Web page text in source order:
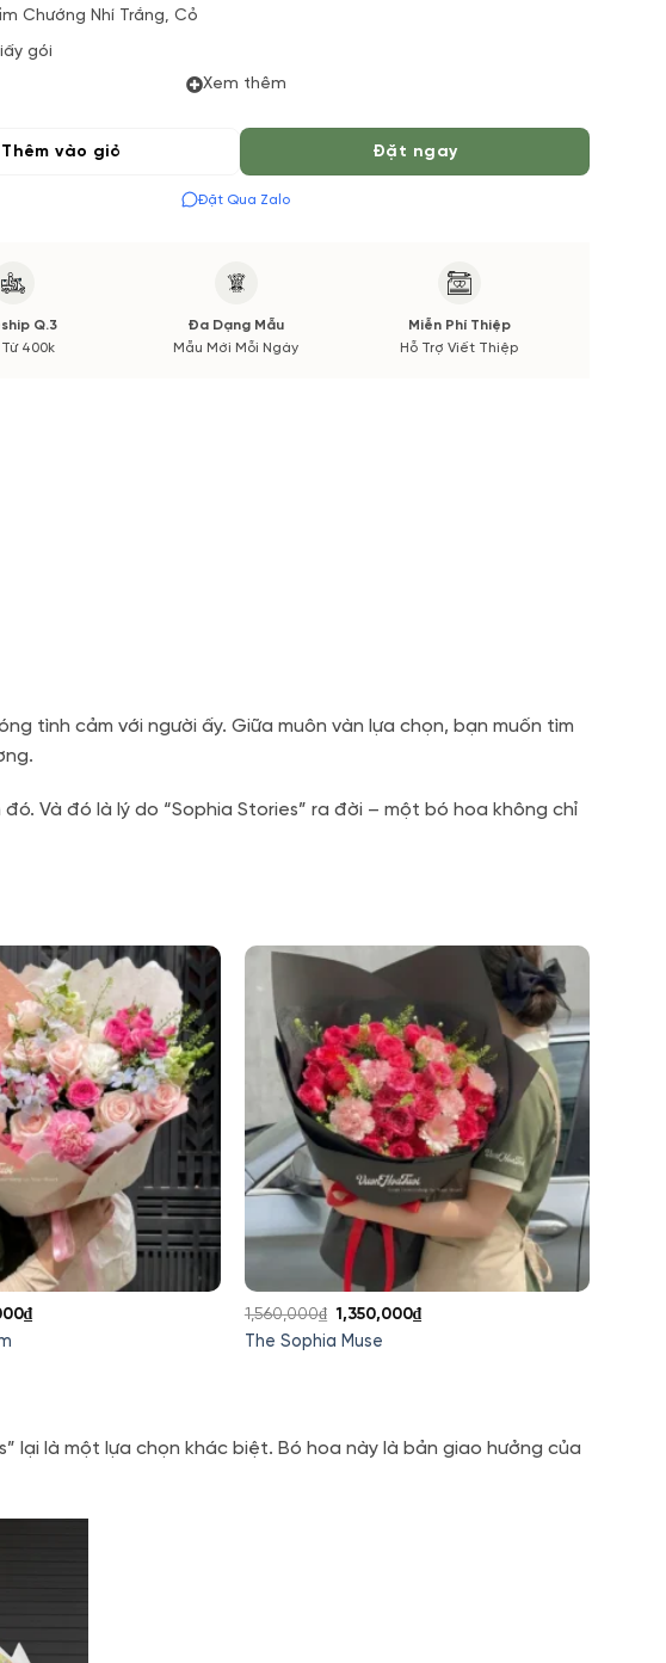
Chướng Nhí Trắng, Cỏ
gói
mùa sẽ không có hoặc chất lượng không đảm bảo nếu có thay đổi sẽ
đến cho bạn.
đảm bảo định lượng, tone màu, kiểu dáng cũng như chất lượng hoa tươi
Xem thêm
Thêm vào giỏ Đặt ngay
Đặt Qua Zalo
Q.3
400k
Đa Dạng Mẫu
Mẫu Mới Mỗi Ngày
Miễn Phí Thiệp
Hỗ Trợ Viết Thiệp
tình cảm với người ấy. Giữa muôn vàn lựa chọn, bạn muốn tìm
đó. Và đó là lý do “Sophia Stories” ra đời – một bó hoa không chỉ
₫Giá
The Sophia Muse
1,560,000₫ Giá
gốc
1,350,000₫Giá
lại là một lựa chọn khác biệt. Bó hoa này là bản giao hưởng của